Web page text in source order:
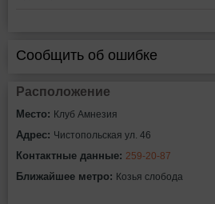
Сообщить об ошибке
Расположение
Место: Клуб Амнезия
Адрес: Чистопольская ул. 46
Контактные данные: 259-20-87
Ближайшее метро: Козья слобода